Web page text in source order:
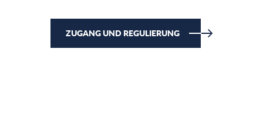
ZUGANG UND REGULIERUNG